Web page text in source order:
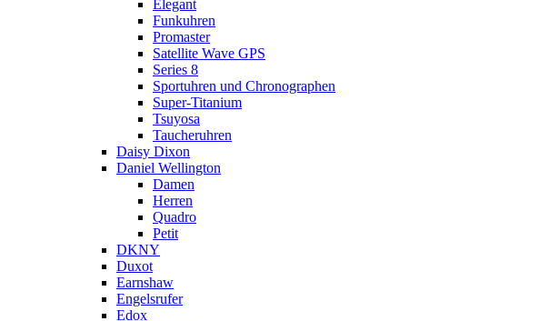
Elegant
Funkuhren
Promaster
Satellite Wave GPS
Series 8
Sportuhren und Chronographen
Super-Titanium
Tsuyosa
Taucheruhren
Daisy Dixon
Daniel Wellington
Damen
Herren
Quadro
Petit
DKNY
Duxot
Earnshaw
Engelsrufer
Edox